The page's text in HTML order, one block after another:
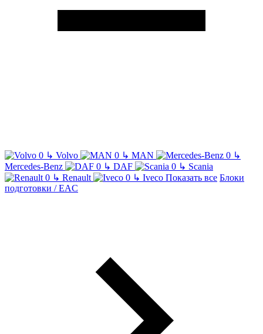
↳ Volvo ↳ MAN
↳
Mercedes-Benz
↳ DAF ↳ Scania
↳ Renault ↳ Iveco Показать все Блоки
подготовки / EAC